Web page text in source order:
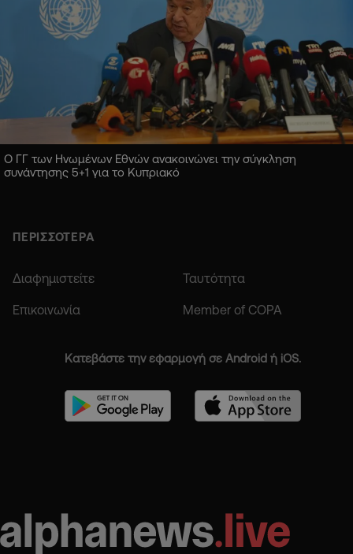
Ο ΓΓ των Ηνωμένων Εθνών ανακοινώνει την σύγκληση
συνάντησης 5+1 για το Κυπριακό
ΠΕΡΙΣΣΟΤΕΡΑ
Διαφημιστείτε Ταυτότητα
Επικοινωνία Member of COPA
Κατεβάστε την εφαρμογή σε Android ή iOS.